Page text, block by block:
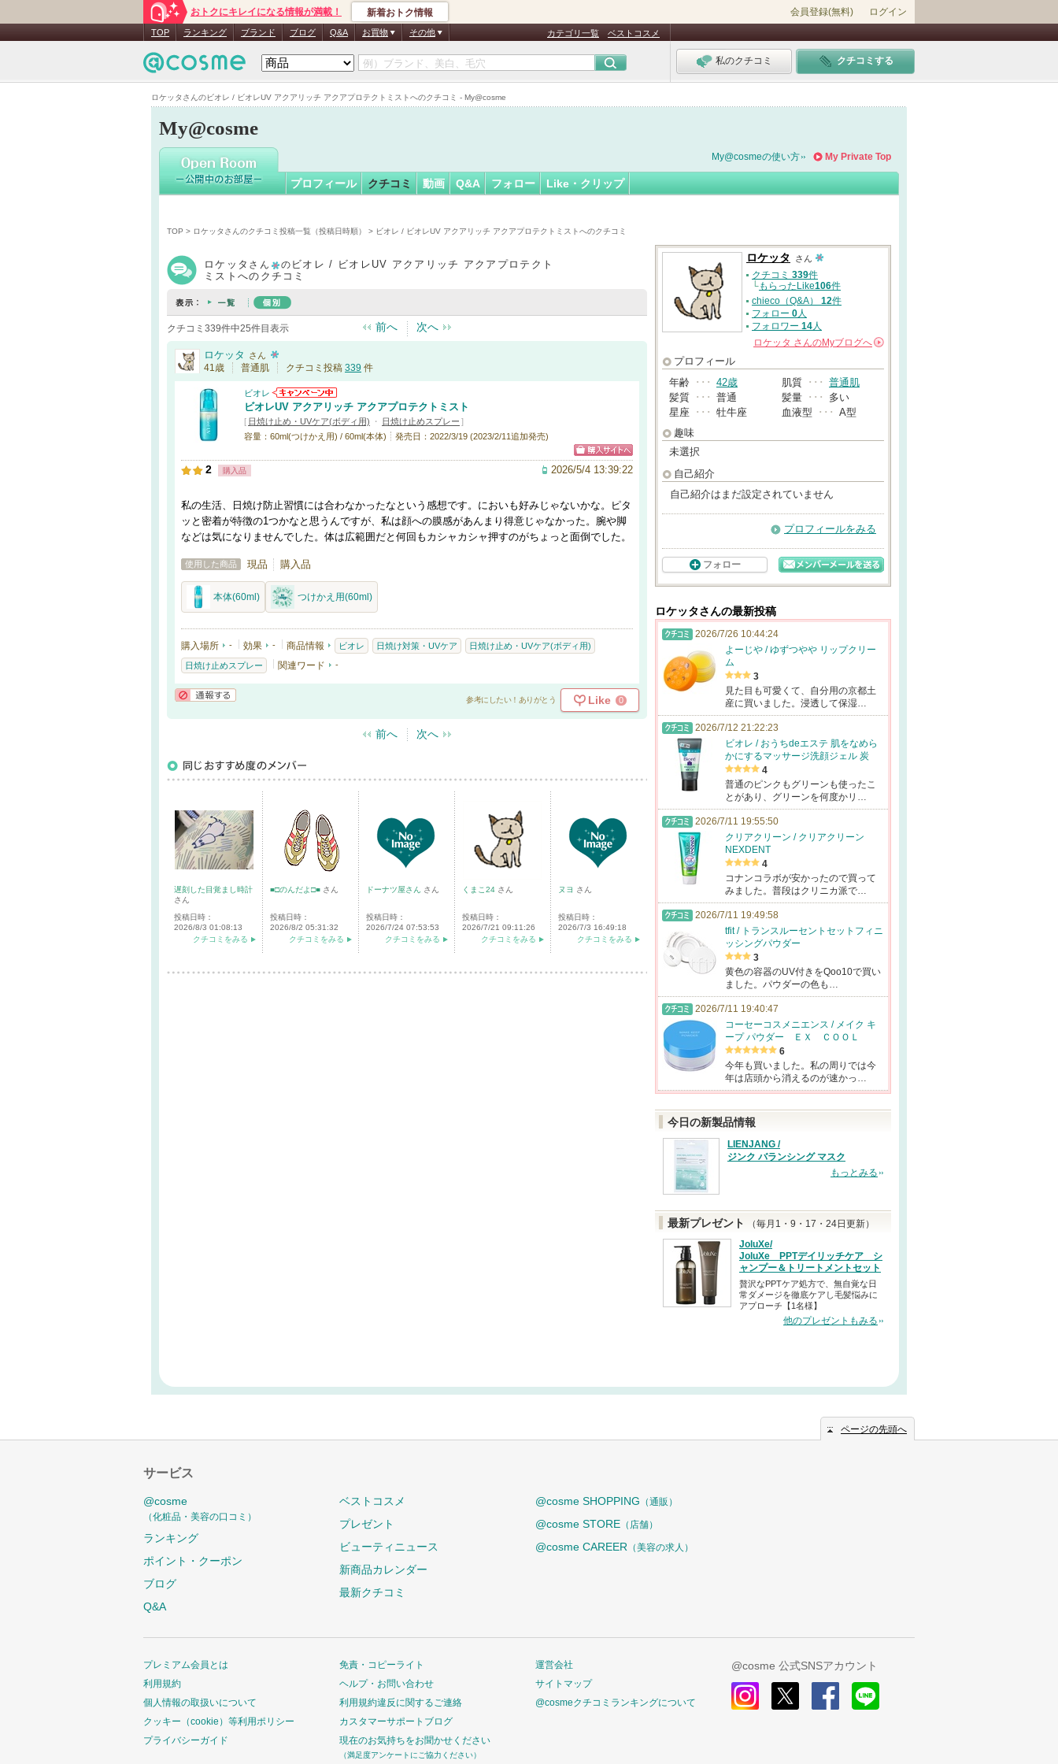
ロケッタさんのビオレ / ビオレUV アクアリッチ アクアプロテクトミストへのクチコミ - My@cosme
おトクにキレイになる情報が満載！ 新着おトク情報 会員登録(無料) ログイン
TOP ランキング ブランド ブログ Q&A お買物 その他 カテゴリ一覧 ベストコスメ
私のクチコミ クチコミする
My@cosme
ロケッタさん
My Private Top
My@cosmeの使い方
プロフィール クチコミ 動画 Q&A フォロー Like・クリップ
TOP > ロケッタさんのクチコミ投稿一覧（投稿日時順） > ビオレ / ビオレUV アクアリッチ アクアプロテクトミストへのクチコミ
ロケッタ さん の ビオレ / ビオレUV アクアリッチ アクアプロテクト
ミストへのクチコミ
クチコミ339件中25件目表示 前へ 次へ
ロケッタ さん
41歳 普通肌 クチコミ投稿 339 件
ビオレ
ビオレUV アクアリッチ アクアプロテクトミスト
[ 日焼け止め・UVケア(ボディ用) ・ 日焼け止めスプレー ]
容量：60ml(つけかえ用) / 60ml(本体)
発売日：2022/3/19 (2023/2/11追加発売)
2 購入品 2026/5/4 13:39:22
私の生活、日焼け防止習慣には合わなかったなという感想です。においも好みじゃないかな。ピタ
ッと密着が特徴の1つかなと思うんですが、私は顔への膜感があんまり得意じゃなかった。腕や脚
などは気になりませんでした。体は広範囲だと何回もカシャカシャ押すのがちょっと面倒でした。
使用した商品 現品 購入品
本体(60ml) つけかえ用(60ml)
購入場所 - 効果 - 商品情報 ビオレ 日焼け対策・UVケア 日焼け止め・UVケア(ボディ用)
日焼け止めスプレー 関連ワード -
参考にしたい！ありがとう Like 0
前へ 次へ
遅刻した目覚まし時計
さん
投稿日時：
2026/8/3 01:08:13
クチコミをみる
■□のんだよ□■ さん
投稿日時：
2026/8/2 05:31:32
クチコミをみる
ドーナツ屋さん さん
投稿日時：
2026/7/24 07:53:53
クチコミをみる
くまこ24 さん
投稿日時：
2026/7/21 09:11:26
クチコミをみる
ヌヨ さん
投稿日時：
2026/7/3 16:49:18
クチコミをみる
ロケッタ さん
クチコミ 339件
└もらったLike106件
chieco（Q&A） 12件
フォロー 0人
フォロワー 14人
ロケッタ さんのMyブログへ
プロフィール
年齢 ･･･ 42歳 肌質 ･･･ 普通肌
髪質 ･･･ 普通 髪量 ･･･
多い
星座 ･･･ 牡牛座 血液型 ･･･ A型
趣味
未選択
自己紹介
自己紹介はまだ設定されていません
プロフィールをみる
フォロー
ロケッタさんの最新投稿
2026/7/26 10:44:24
よーじや / ゆずつやや リップクリー
ム
3
見た目も可愛くて、自分用の京都土
産に買いました。浸透して保湿…
2026/7/12 21:22:23
ビオレ / おうちdeエステ 肌をなめら
かにするマッサージ洗顔ジェル 炭
4
普通のピンクもグリーンも使ったこ
とがあり、グリーンを何度かリ…
2026/7/11 19:55:50
クリアクリーン / クリアクリーン
NEXDENT
4
コナンコラボが安かったので買って
みました。普段はクリニカ派で…
2026/7/11 19:49:58
tfit / トランスルーセントセットフィニ
ッシングパウダー
3
黄色の容器のUV付きをQoo10で買い
ました。パウダーの色も…
2026/7/11 19:40:47
コーセーコスメニエンス / メイク キ
ープ パウダー ＥＸ ＣＯＯＬ
6
今年も買いました。私の周りでは今
年は店頭から消えるのが速かっ…
今日の新製品情報
LIENJANG /
ジンク バランシング マスク
もっとみる
最新プレゼント
（毎月1・9・17・24日更新）
JoluXe/
JoluXe PPTデイリッチケア シ
ャンプー＆トリートメントセット
贅沢なPPTケア処方で、無自覚な日
常ダメージを徹底ケアし毛髪悩みに
アプローチ【1名様】
他のプレゼントもみる
ページの先頭へ
サービス
@cosme
（化粧品・美容の口コミ）
ランキング
ポイント・クーポン
ブログ
Q&A
ベストコスメ
プレゼント
ビューティニュース
新商品カレンダー
最新クチコミ
@cosme SHOPPING （通販）
@cosme STORE （店舗）
@cosme CAREER （美容の求人）
プレミアム会員とは
利用規約
個人情報の取扱いについて
クッキー（cookie）等利用ポリシー
プライバシーガイド
免責・コピーライト
ヘルプ・お問い合わせ
利用規約違反に関するご連絡
カスタマーサポートブログ
現在のお気持ちをお聞かせください
（満足度アンケートにご協力ください）
運営会社
サイトマップ
@cosmeクチコミランキングについて
@cosme 公式SNSアカウント